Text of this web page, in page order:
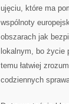
ujęciu, które ma
wspólnoty
obszarach jak
lokalnym, bo życie
temu łatwiej
codziennych